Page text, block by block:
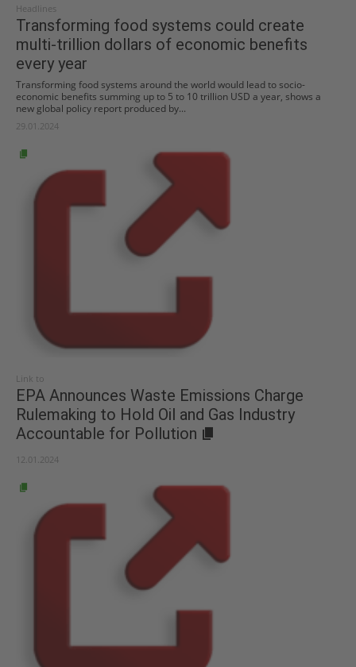
Headlines
Transforming food systems could create
multi-trillion dollars of economic benefits
every year
Transforming food systems around the world would lead to socio-
economic benefits summing up to 5 to 10 trillion USD a year, shows a
new global policy report produced by...
29.01.2024
Link to
EPA Announces Waste Emissions Charge
Rulemaking to Hold Oil and Gas Industry
Accountable for Pollution
12.01.2024